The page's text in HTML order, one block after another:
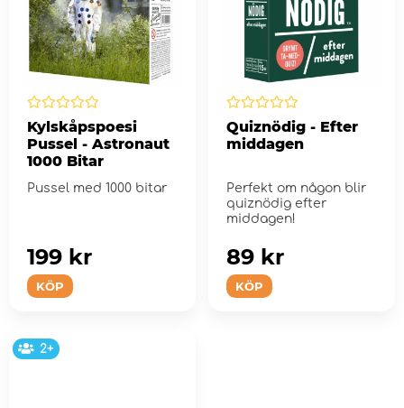
Kylskåpspoesi
Pussel - Astronaut
1000 Bitar
Pussel med 1000 bitar
KÖP
199 kr
Quiznödig - Efter
middagen
Perfekt om någon blir
quiznödig efter
middagen!
KÖP
89 kr
2+